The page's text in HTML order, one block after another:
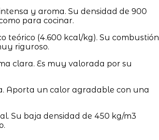
y aroma. Su densidad de 900
para cocinar.
teórico (4.600 kcal/kg). Su combustión
riguroso.
clara. Es muy valorada por su
Aporta un calor agradable con una
Su baja densidad de 450 kg/m3